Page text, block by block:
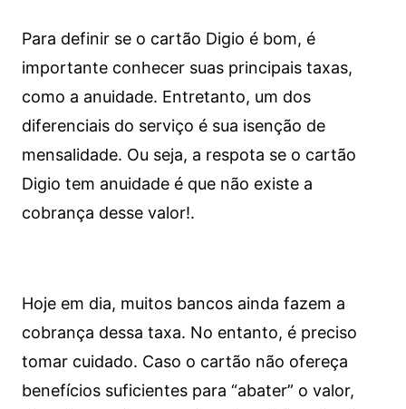
Para definir se o cartão Digio é bom, é
importante conhecer suas principais taxas,
como a anuidade. Entretanto, um dos
diferenciais do serviço é sua isenção de
mensalidade. Ou seja, a respota se o cartão
Digio tem anuidade é que não existe a
cobrança desse valor!.
Hoje em dia, muitos bancos ainda fazem a
cobrança dessa taxa. No entanto, é preciso
tomar cuidado. Caso o cartão não ofereça
benefícios suficientes para “abater” o valor,